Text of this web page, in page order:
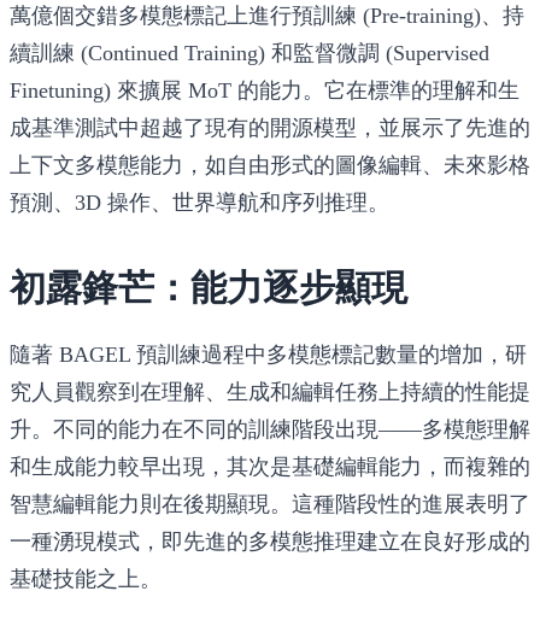
萬億個交錯多模態標記上進行預訓練 (Pre-training)、持
續訓練 (Continued Training) 和監督微調 (Supervised
Finetuning) 來擴展 MoT 的能力。它在標準的理解和生
成基準測試中超越了現有的開源模型，並展示了先進的
上下文多模態能力，如自由形式的圖像編輯、未來影格
預測、3D 操作、世界導航和序列推理。
初露鋒芒：能力逐步顯現
隨著 BAGEL 預訓練過程中多模態標記數量的增加，研
究人員觀察到在理解、生成和編輯任務上持續的性能提
升。不同的能力在不同的訓練階段出現——多模態理解
和生成能力較早出現，其次是基礎編輯能力，而複雜的
智慧編輯能力則在後期顯現。這種階段性的進展表明了
一種湧現模式，即先進的多模態推理建立在良好形成的
基礎技能之上。